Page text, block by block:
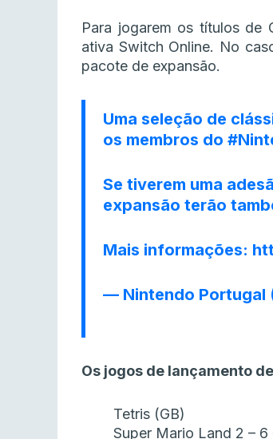
Para jogarem os títulos de
ativa Switch Online. No
pacote de expansão.
Uma seleção de
os membros do
Se tiverem uma
expansão terão
Mais informações:
— Nintendo Portugal
Os jogos de lançamento
Tetris (GB)
Super Mario Land 2 – 6